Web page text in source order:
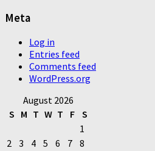
Meta
Log in
Entries feed
Comments feed
WordPress.org
August 2026
S M T W T F S
1
2 3 4 5 6 7 8